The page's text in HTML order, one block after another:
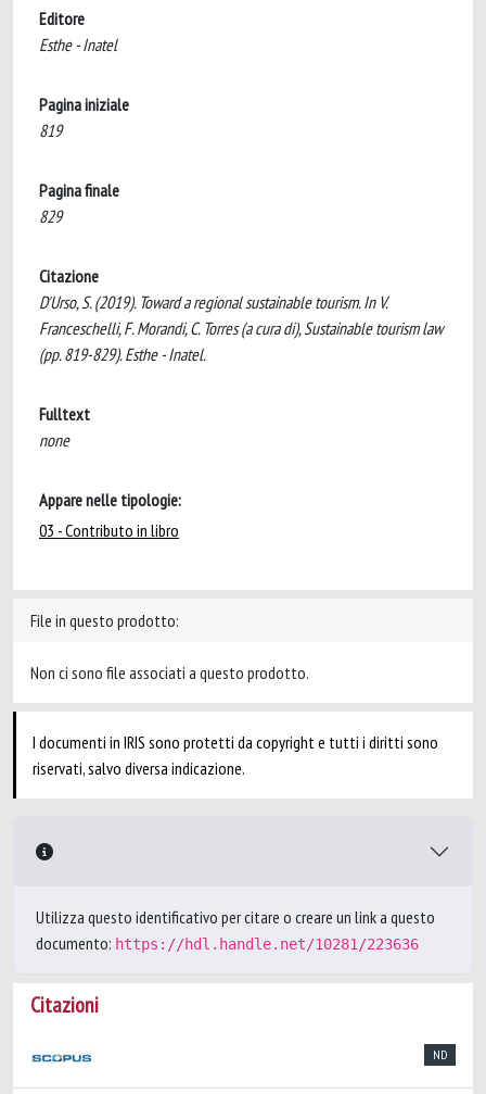
Editore
Esthe - Inatel
Pagina iniziale
819
Pagina finale
829
Citazione
D'Urso, S. (2019). Toward a regional sustainable tourism. In V.
Franceschelli, F. Morandi, C. Torres (a cura di), Sustainable tourism law
(pp. 819-829). Esthe - Inatel.
Fulltext
none
Appare nelle tipologie:
03 - Contributo in libro
File in questo prodotto:
Non ci sono file associati a questo prodotto.
I documenti in IRIS sono protetti da copyright e tutti i diritti sono
riservati, salvo diversa indicazione.
Utilizza questo identificativo per citare o creare un link a questo
documento: https://hdl.handle.net/10281/223636
Citazioni
ND